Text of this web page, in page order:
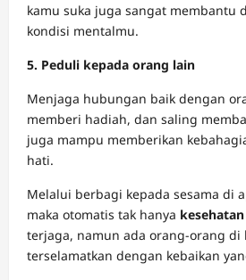
kamu suka juga sangat membantu
kondisi mentalmu.
5. Peduli kepada orang lain
Menjaga hubungan baik dengan
memberi hadiah, dan saling
juga mampu memberikan
hati.
Melalui berbagi kepada sesama di
maka otomatis tak hanya
terjaga, namun ada orang-orang di
terselamatkan dengan kebaikan